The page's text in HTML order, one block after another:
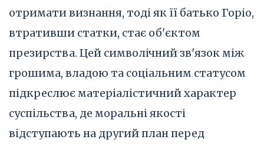
отримати визнання, тоді як її батько Горіо,
втративши статки, стає об'єктом
презирства. Цей символічний зв'язок між
грошима, владою та соціальним статусом
підкреслює матеріалістичний характер
суспільства, де моральні якості
відступають на другий план перед